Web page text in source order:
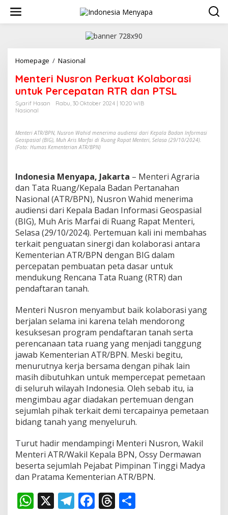
w
Homepage / Nasional
n
t
e
r
u
s
r
P
e
r
k
u
a
t
K
o
a
b
o
a
s
i
u
n
t
u
k
P
e
r
c
p
t
a
n
T
R
d
a
Menteri Nusron Perkuat Kolaborasi
untuk Percepatan RTR dan PTSL
Syarif Hasan
Rabu, 30 Oktober 2024 | 10:20 WIB
Nasional
Menteri ATR/BPN, Nusron Wahid menerima audiensi dari Kepala Badan Informasi
Geospasial (BIG), Muh Aris Marfai di Ruang Rapat Menteri, Selasa (29/10/2024).
(Foto: Humas Kementerian ATR/BPN)
Indonesia Menyapa, Jakarta – Menteri Agraria
dan Tata Ruang/Kepala Badan Pertanahan
Nasional (ATR/BPN), Nusron Wahid menerima
audiensi dari Kepala Badan Informasi Geospasial
(BIG), Muh Aris Marfai di Ruang Rapat Menteri,
Selasa (29/10/2024). Pertemuan kali ini membahas
terkait penguatan sinergi dan kolaborasi antara
Kementerian ATR/BPN dengan BIG dalam
percepatan pembuatan peta dasar untuk
mendukung Rencana Tata Ruang (RTR) dan
pendaftaran tanah.
Menteri Nusron menyambut baik kolaborasi yang
berjalan selama ini karena telah mendorong
kesuksesan program pendaftaran tanah serta
perencanaan tata ruang yang menjadi tanggung
jawab Kementerian ATR/BPN. Meski begitu,
menurutnya kerja bersama dengan pihak lain
masih dibutuhkan untuk mempercepat pemetaan
di seluruh wilayah Indonesia. Oleh sebab itu, ia
mengimbau agar diadakan pertemuan dengan
sejumlah pihak terkait demi tercapainya pemetaan
bidang tanah yang menyeluruh.
Turut hadir mendampingi Menteri Nusron, Wakil
Menteri ATR/Wakil Kepala BPN, Ossy Dermawan
beserta sejumlah Pejabat Pimpinan Tinggi Madya
dan Pratama Kementerian ATR/BPN.
W X T F T